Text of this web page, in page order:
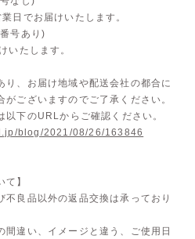
日でお届けいたします。
号あり)
いたします。
り、お届け地域や配送会社の都合に
ございますのでご了承ください。
以下のURLからご確認ください。
blog/2021/08/26/163846
て】
不良品以外の返品交換は承っており
間違い、イメージと違う、ご使用日